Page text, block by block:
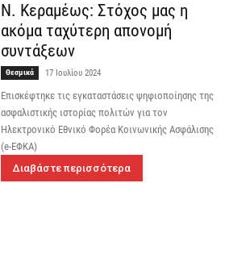
Ν. Κεραμέως: Στόχος μας η
ακόμα ταχύτερη απονομή
συντάξεων
Θεσμικά 17 Ιουλίου 2024
Επισκέφτηκε τις εγκαταστάσεις ψηφιοποίησης της
ασφαλιστικής ιστορίας πολιτών για τον
Ηλεκτρονικό Εθνικό Φορέα Κοινωνικής Ασφάλισης
(e-ΕΦΚΑ)
Διαβάστε περισσότερα